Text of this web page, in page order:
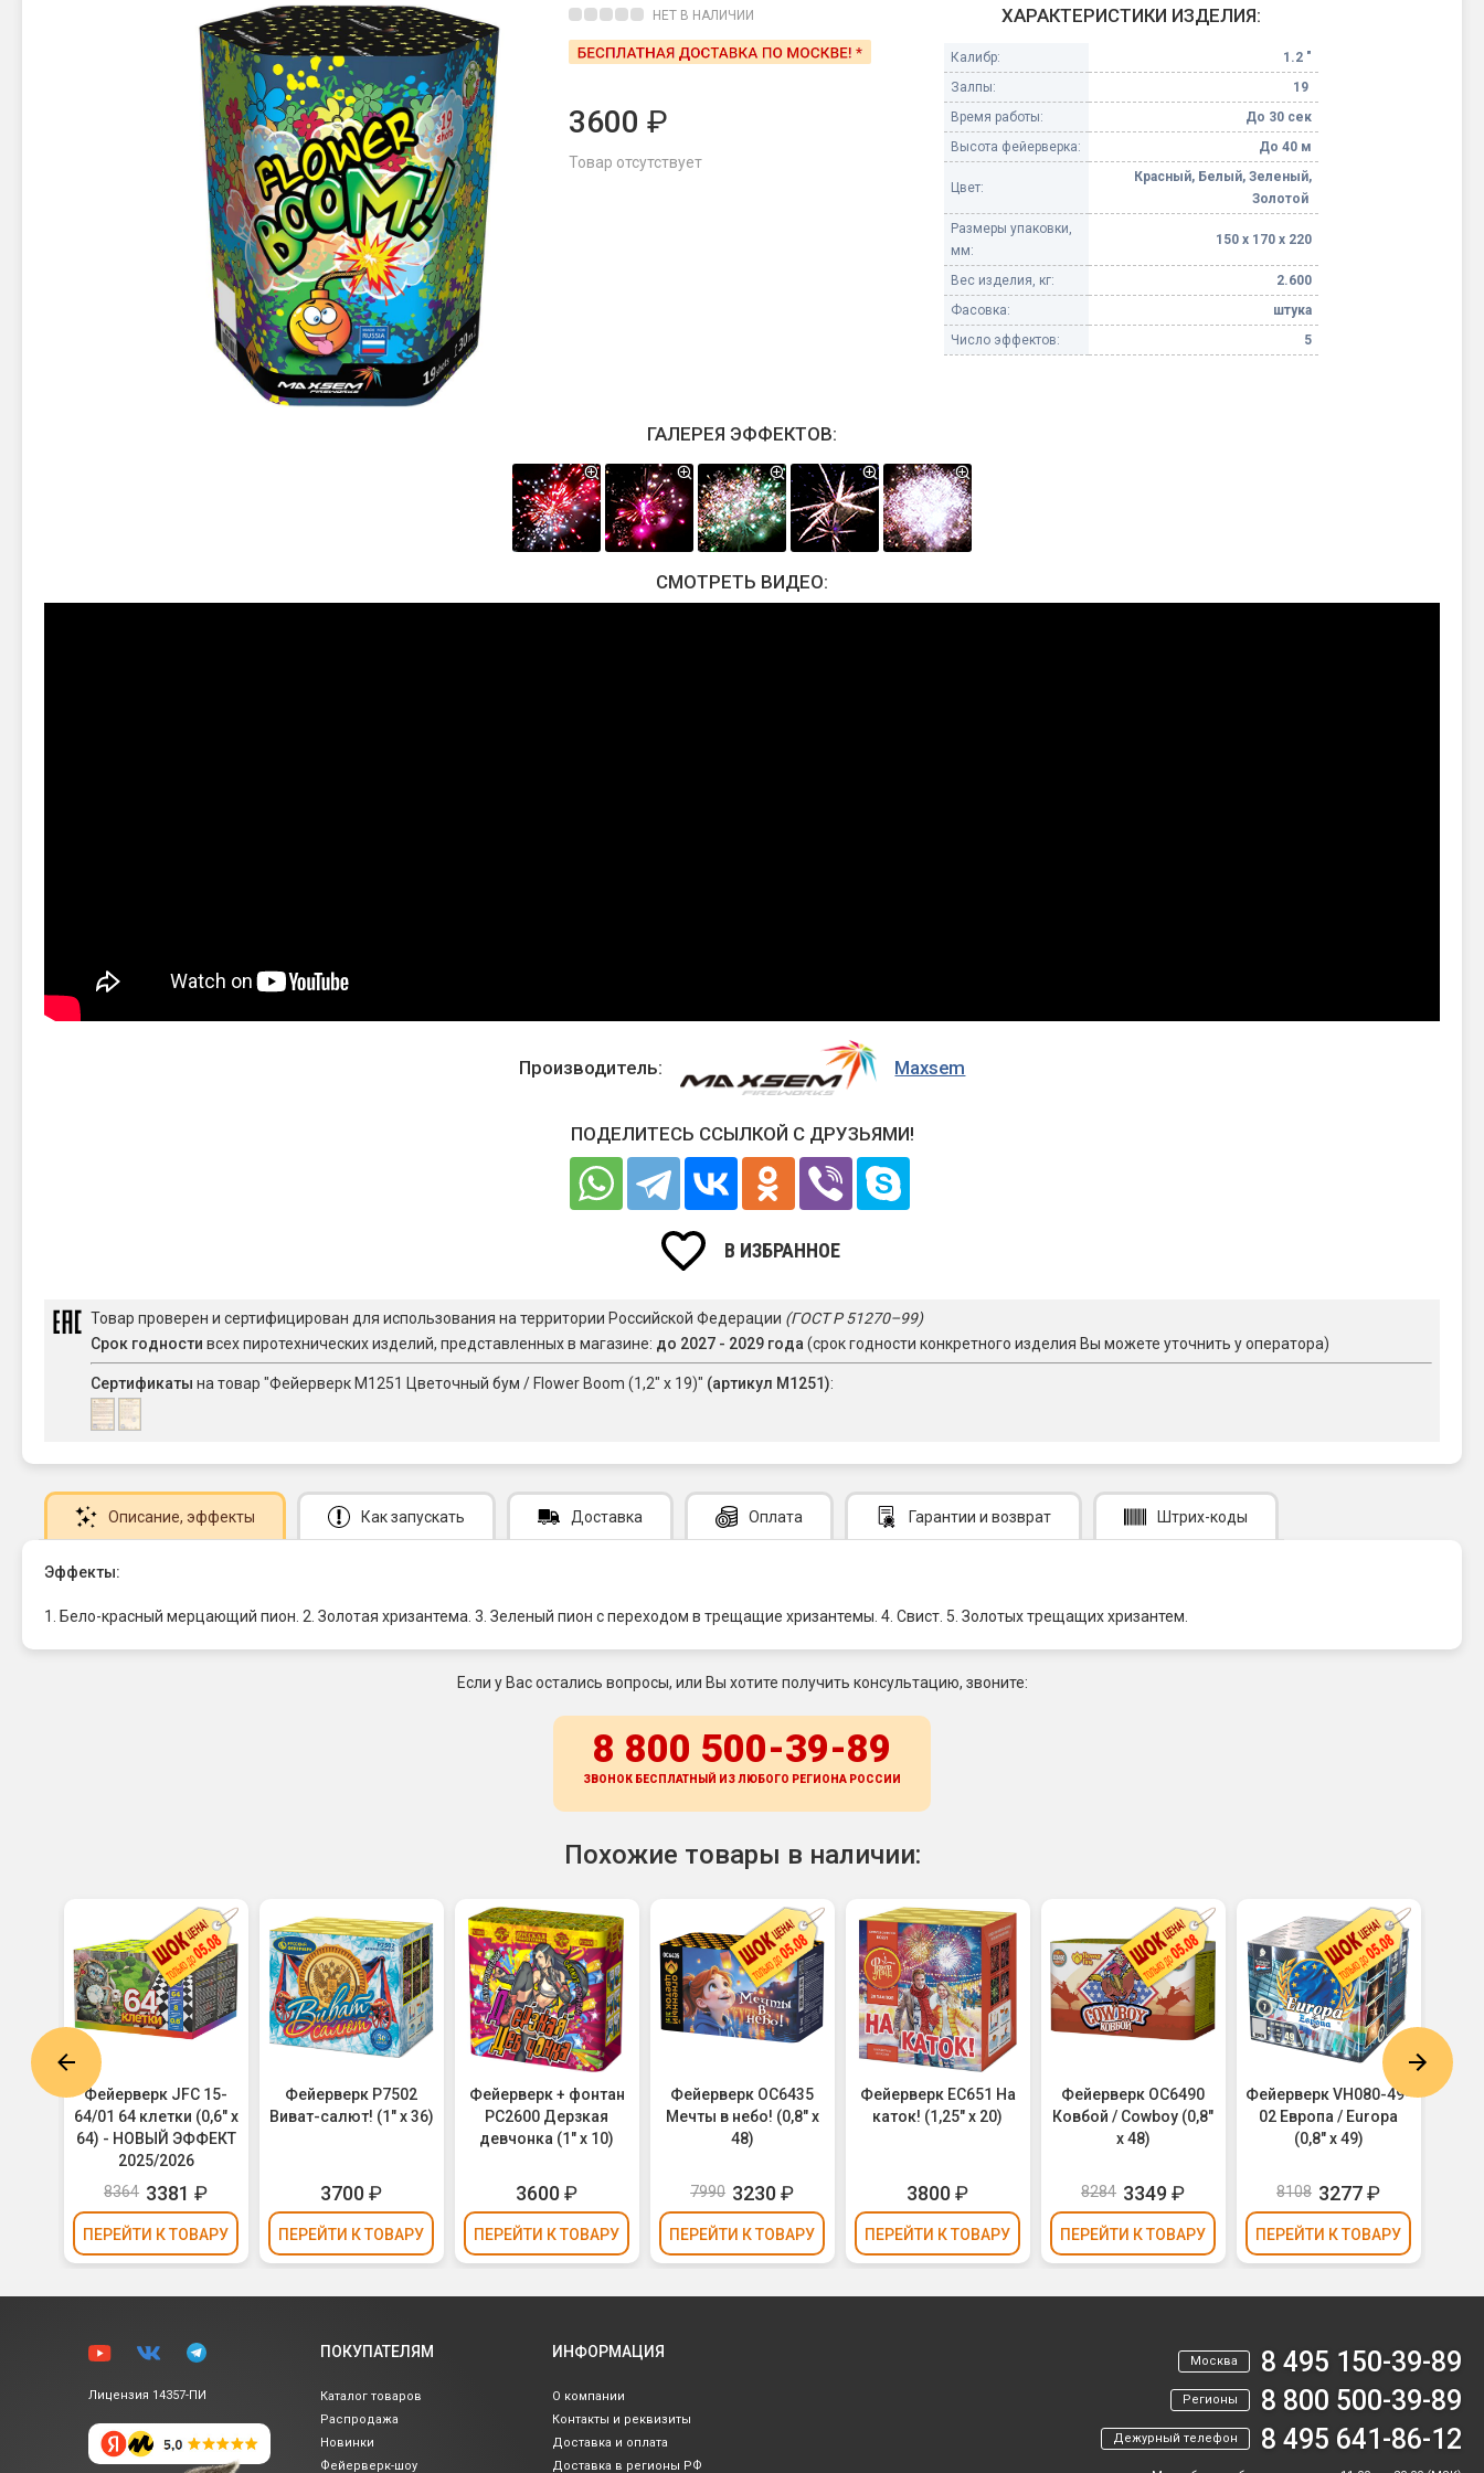
Новинки 2025/26
Фейерверки на свадьбу
Батареи салютов
Маленькие фейерверки
Средние фейерверки
Петарды
Терочные
Фитильные
Лимонки, гранаты
Корсары
Летающие и наземные
Бабочки, пчелы
Жуки
Циркоблицы
Цветной дым и огонь
Стробоскопы
Сигнальная пиротехника
Бенгальские огни малые
Бенгальские огни большие
Фонтаны пиротехнические
Фонтаны в торт (холодные)
Фонтаны сценические (холодные)
Фестивальные шары
Небесные фонарики
Оборудование для
спецэффектов
Елочные гирлянды
Фейерверк-шоу
НЕТ В НАЛИЧИИ
3600 ₽
Товар отсутствует
ХАРАКТЕРИСТИКИ ИЗДЕЛИЯ:
Калибр:
1.2 "
Залпы:
19
Время работы:
До 30 сек
Высота фейерверка:
До 40 м
Цвет:
Красный, Белый, Зеленый,
Золотой
Размеры упаковки,
мм:
150 х 170 х 220
Вес изделия, кг:
2.600
Фасовка:
штука
Число эффектов:
5
ГАЛЕРЕЯ ЭФФЕКТОВ:
СМОТРЕТЬ ВИДЕО:
Производитель: Maxsem
ПОДЕЛИТЕСЬ ССЫЛКОЙ С ДРУЗЬЯМИ!
В ИЗБРАННОЕ
Товар проверен и сертифицирован для использования на территории Российской Федерации (ГОСТ Р 51270–99)
Срок годности всех пиротехнических изделий, представленных в магазине: до 2027 - 2029 года (срок годности конкретного изделия Вы можете уточнить у оператора)
Сертификаты на товар "Фейерверк M1251 Цветочный бум / Flower Boom (1,2" х 19)" (артикул M1251):
Описание, эффекты Как запускать Доставка Оплата Гарантии и возврат Штрих-коды
Эффекты:
1. Бело-красный мерцающий пион. 2. Золотая хризантема. 3. Зеленый пион с переходом в трещащие хризантемы. 4. Свист. 5. Золотых трещащих хризантем.
Если у Вас остались вопросы, или Вы хотите получить консультацию, звоните:
8 800 500-39-89
ЗВОНОК БЕСПЛАТНЫЙ ИЗ ЛЮБОГО РЕГИОНА РОССИИ
Похожие товары в наличии:
Фейерверк JFC 15-
64/01 64 клетки (0,6" х
64) - НОВЫЙ ЭФФЕКТ
2025/2026
8364 3381 ₽
ПЕРЕЙТИ К ТОВАРУ
Фейерверк Р7502
Виват-салют! (1" х 36)
3700₽
ПЕРЕЙТИ К ТОВАРУ
Фейерверк + фонтан
РС2600 Дерзкая
девчонка (1" х 10)
3600₽
ПЕРЕЙТИ К ТОВАРУ
Фейерверк ОС6435
Мечты в небо! (0,8" х
48)
7990 3230₽
ПЕРЕЙТИ К ТОВАРУ
Фейерверк ЕС651 На
каток! (1,25" х 20)
3800₽
ПЕРЕЙТИ К ТОВАРУ
Фейерверк ОС6490
Ковбой / Cowboy (0,8"
х 48)
8284 3349₽
ПЕРЕЙТИ К ТОВАРУ
Фейерверк VH080-49-
02 Европа / Europa
(0,8" х 49)
8108 3277₽
ПЕРЕЙТИ К ТОВАРУ
Лицензия 14357-ПИ
ПОКУПАТЕЛЯМ
Каталог товаров
Распродажа
Новинки
Фейерверк-шоу
ИНФОРМАЦИЯ
О компании
Контакты и реквизиты
Доставка и оплата
Доставка в регионы РФ
Москва 8 495 150-39-89
Регионы 8 800 500-39-89
Дежурный телефон 8 495 641-86-12